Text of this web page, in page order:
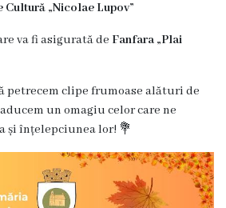
„Nicolae Lupov”
va fi asigurată de Fanfara „Plai
petrecem clipe frumoase alături de
un omagiu celor care ne
și înțelepciunea lor! 💐